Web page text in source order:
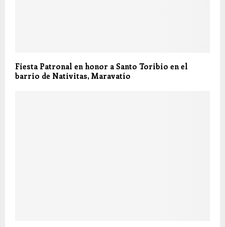
Fiesta Patronal en honor a Santo Toribio en el
barrio de Nativitas, Maravatío